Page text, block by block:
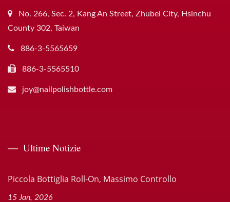
No. 266, Sec. 2, Kang An Street, Zhubei City, Hsinchu
County 302, Taiwan
886-3-5565659
886-3-5565510
joy@nailpolishbottle.com
Ultime Notizie
Piccola Bottiglia Roll-On, Massimo Controllo
15 Jan, 2026